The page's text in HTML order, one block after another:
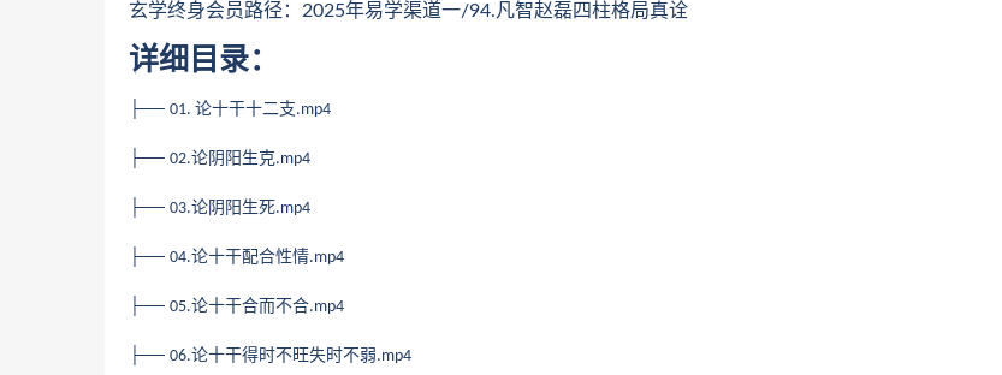
玄学终身会员路径：2025年易学渠道一/94.凡智赵磊四柱格局真诠
详细目录：
├── 01. 论十干十二支.mp4
├── 02.论阴阳生克.mp4
├── 03.论阴阳生死.mp4
├── 04.论十干配合性情.mp4
├── 05.论十干合而不合.mp4
├── 06.论十干得时不旺失时不弱.mp4